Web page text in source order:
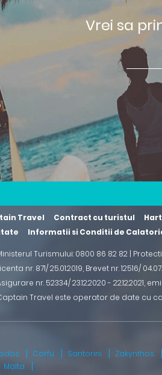
Vrei sa
Travel Contract cu turistul
Informatii si Conditii de
Turismului: 0800 86 82 82 |
nr. 871/ 25.01.2019, Brevet nr. 12516/
nr. 52334/ 23.12.2020 - 22.12.2021,
Travel este operator de date cu
Corfu Santorini Zakynthos
Malta